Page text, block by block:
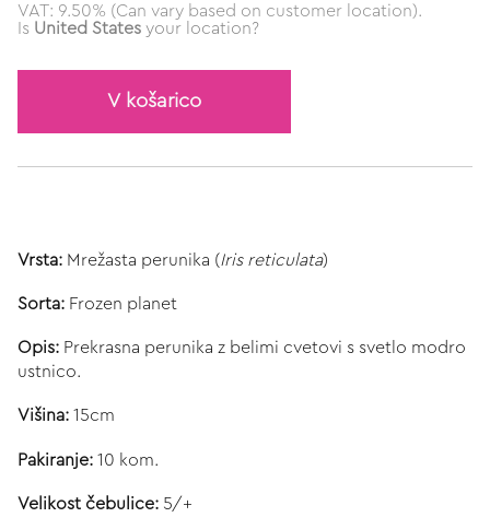
VAT: 9.50% (Can vary based on customer location).
Is United States your location?
V košarico
Vrsta: Mrežasta perunika (Iris reticulata)
Sorta: Frozen planet
Opis: Prekrasna perunika z belimi cvetovi s svetlo modro
ustnico.
Višina: 15cm
Pakiranje: 10 kom.
Velikost čebulice: 5/+